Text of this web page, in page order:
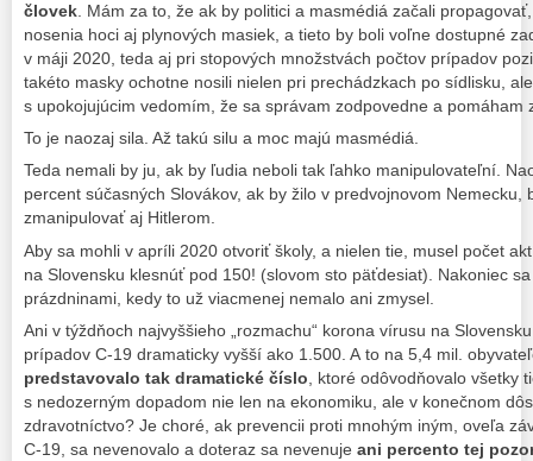
človek. Mám za to, že ak by politici a masmédiá začali
nosenia hoci aj plynových masiek, a tieto by boli voľne dostupné
v máji 2020, teda aj pri stopových množstvách počtov prípadov
takéto masky ochotne nosili nielen pri prechádzkach po sídlisku,
s upokojujúcim vedomím, že sa správam zodpovedne a
To je naozaj sila. Až takú silu a moc majú masmédiá.
Teda nemali by ju, ak by ľudia neboli tak ľahko manipulovateľní.
percent súčasných Slovákov, ak by žilo v predvojnovom Nemecku,
zmanipulovať aj Hitlerom.
Aby sa mohli v apríli 2020 otvoriť školy, a nielen tie, musel počet
na Slovensku klesnúť pod 150! (slovom sto päťdesiat). Nakoniec
prázdninami, kedy to už viacmenej nemalo ani zmysel.
Ani v týždňoch najvyššieho „rozmachu“ korona vírusu na
prípadov C-19 dramaticky vyšší ako 1.500. A to na 5,4 mil.
predstavovalo tak dramatické číslo , ktoré odôvodňovalo všetky
s nedozerným dopadom nie len na ekonomiku, ale v konečnom
zdravotníctvo? Je choré, ak prevencii proti mnohým iným, oveľa
C-19, sa nevenovalo a doteraz sa nevenuje ani percento tej